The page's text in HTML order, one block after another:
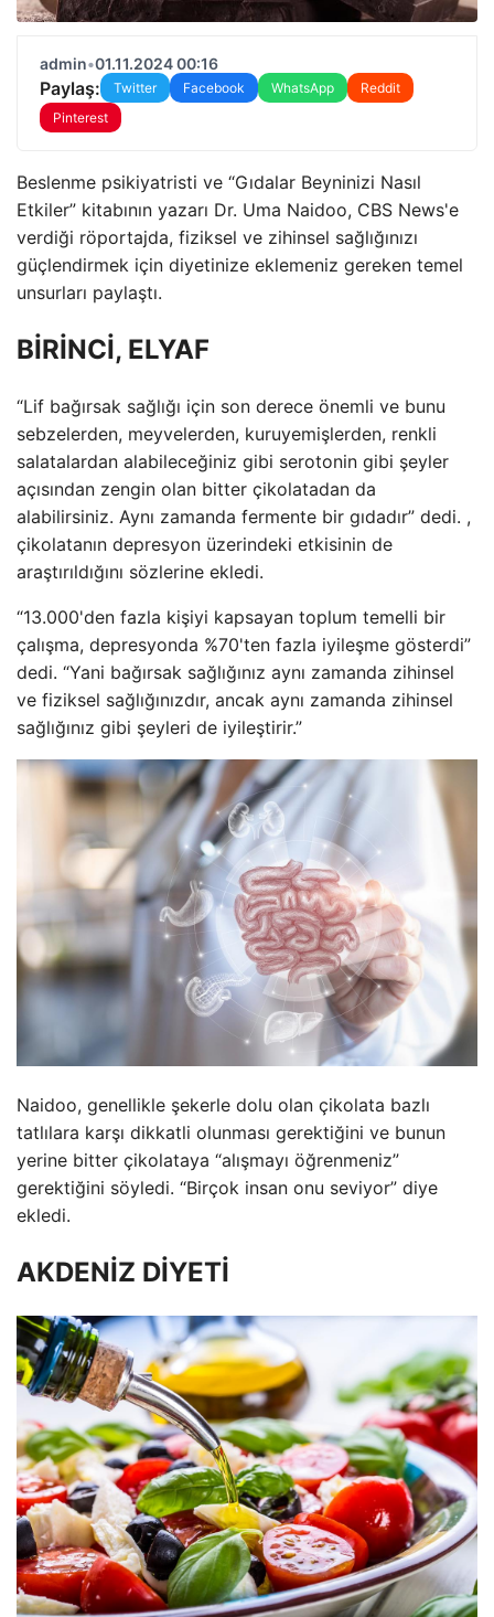
admin•01.11.2024 00:16
Paylaş: Twitter Facebook WhatsApp
Reddit
Pinterest
Beslenme psikiyatristi ve “Gıdalar Beyninizi Nasıl
Etkiler” kitabının yazarı Dr. Uma Naidoo, CBS News'e
verdiği röportajda, fiziksel ve zihinsel sağlığınızı
güçlendirmek için diyetinize eklemeniz gereken temel
unsurları paylaştı.
BİRİNCİ, ELYAF
“Lif bağırsak sağlığı için son derece önemli ve bunu
sebzelerden, meyvelerden, kuruyemişlerden, renkli
salatalardan alabileceğiniz gibi serotonin gibi şeyler
açısından zengin olan bitter çikolatadan da
alabilirsiniz. Aynı zamanda fermente bir gıdadır” dedi. ,
çikolatanın depresyon üzerindeki etkisinin de
araştırıldığını sözlerine ekledi.
“13.000'den fazla kişiyi kapsayan toplum temelli bir
çalışma, depresyonda %70'ten fazla iyileşme gösterdi”
dedi. “Yani bağırsak sağlığınız aynı zamanda zihinsel
ve fiziksel sağlığınızdır, ancak aynı zamanda zihinsel
sağlığınız gibi şeyleri de iyileştirir.”
Naidoo, genellikle şekerle dolu olan çikolata bazlı
tatlılara karşı dikkatli olunması gerektiğini ve bunun
yerine bitter çikolataya “alışmayı öğrenmeniz”
gerektiğini söyledi. “Birçok insan onu seviyor” diye
ekledi.
AKDENİZ DİYETİ